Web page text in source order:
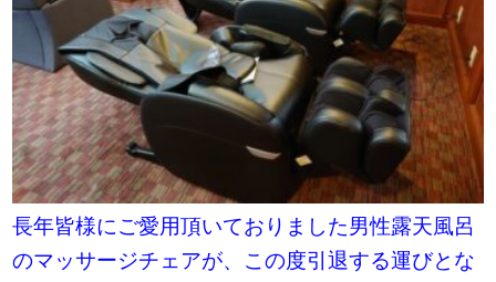
長年皆様にご愛用頂いておりました男性露天風呂
のマッサージチェアが、この度引退する運びとな